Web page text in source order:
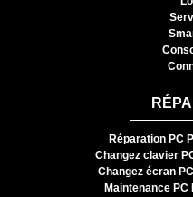
Réparation PC
Changez clavier
Changez écran
Maintenance PC